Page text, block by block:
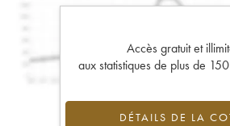
Accès gratuit et
aux statistiques de plus de
DÉTAILS DE LA